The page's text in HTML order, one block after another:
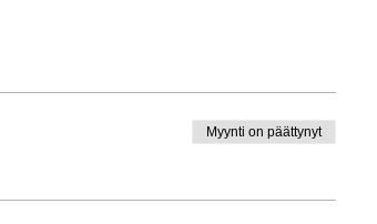
Myynti on päättynyt